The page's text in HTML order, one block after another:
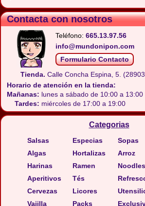
Contacta con nosotros
Teléfono: 665.13.97.56
info@mundonipon.com
Formulario Contacto
Tienda. Calle Concha Espina, 5.
Horario de atención en la tienda:
Mañanas: lunes a sábado de 10:00 a 13:00
Tardes: miércoles de 17:00 a 19:00
Categorias
Salsas
Algas
Harinas
Aperitivos
Cervezas
Vajilla
Especias
Hortalizas
Ramen
Tés
Licores
Packs
Sopas
Arroz
Noodles